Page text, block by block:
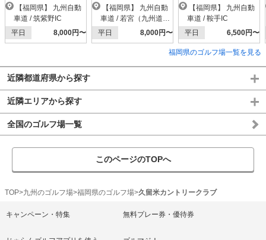
車道 / 筑紫野IC
平日
8,000円〜
車道 / 若宮（九州道）I
C
平日 8,000円〜
ＧＭ】
車道 / 鞍手IC
平日
6,500円〜
福岡県のゴルフ場一覧を見る
近隣都道府県から探す
近隣エリアから探す
全国のゴルフ場一覧
このページのTOPへ
TOP 九州のゴルフ場 福岡県のゴルフ場 久留米カントリークラブ
キャンペーン・特集 無料プレー券・優待券